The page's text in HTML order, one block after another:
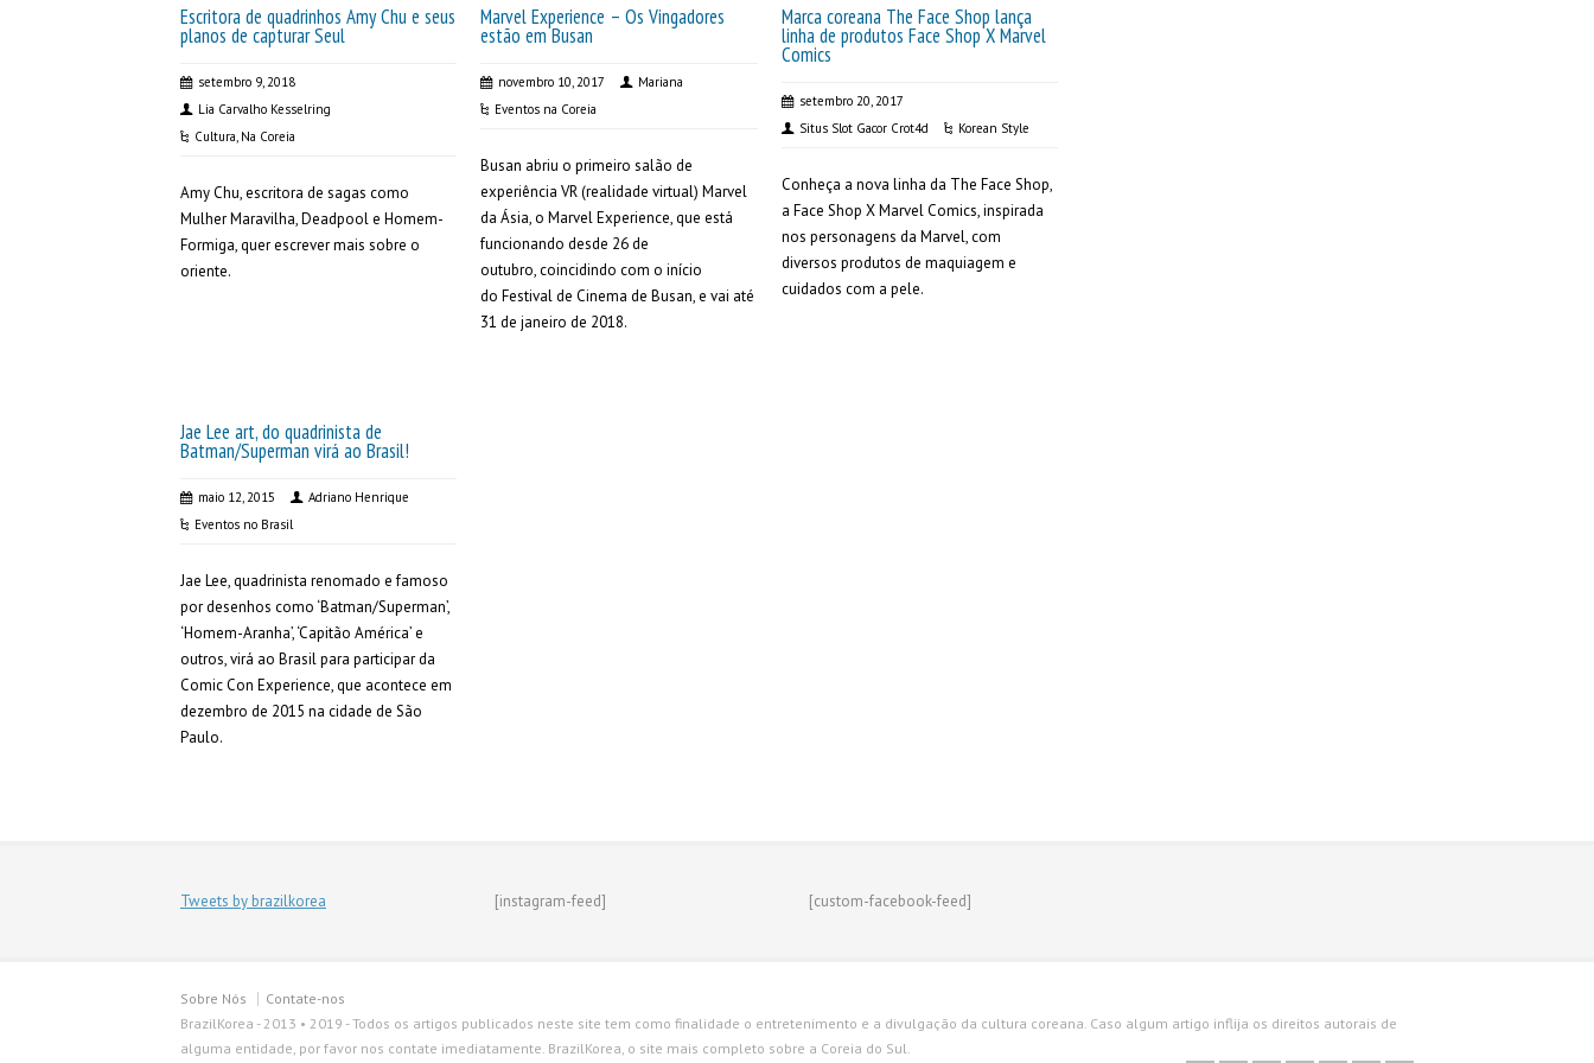
Escritora de quadrinhos Amy Chu e seus
planos de capturar Seul
setembro 9, 2018
Lia Carvalho Kesselring
Cultura, Na Coreia
Amy Chu, escritora de sagas como
Mulher Maravilha, Deadpool e Homem-
Formiga, quer escrever mais sobre o
oriente.
Marvel Experience – Os Vingadores
estão em Busan
novembro 10, 2017
Mariana
Eventos na Coreia
Busan abriu o primeiro salão de
experiência VR (realidade virtual) Marvel
da Ásia, o Marvel Experience, que está
funcionando desde 26 de
outubro, coincidindo com o início
do Festival de Cinema de Busan, e vai até
31 de janeiro de 2018.
Marca coreana The Face Shop lança
linha de produtos Face Shop X Marvel
Comics
setembro 20, 2017
Situs Slot Gacor Crot4d
Korean Style
Conheça a nova linha da The Face Shop,
a Face Shop X Marvel Comics, inspirada
nos personagens da Marvel, com
diversos produtos de maquiagem e
cuidados com a pele.
Jae Lee art, do quadrinista de
Batman/Superman virá ao Brasil!
maio 12, 2015
Adriano Henrique
Eventos no Brasil
Jae Lee, quadrinista renomado e famoso
por desenhos como ‘Batman/Superman’,
‘Homem-Aranha’, ‘Capitão América’ e
outros, virá ao Brasil para participar da
Comic Con Experience, que acontece em
dezembro de 2015 na cidade de São
Paulo.
Tweets by brazilkorea [instagram-feed] [custom-facebook-feed]
Sobre Nós
Contate-nos
BrazilKorea - 2013 • 2019 - Todos os artigos publicados neste site tem como finalidade o entretenimento e a divulgação da cultura coreana. Caso algum artigo inflija os direitos autorais de
alguma entidade, por favor nos contate imediatamente. BrazilKorea, o site mais completo sobre a Coreia do Sul.